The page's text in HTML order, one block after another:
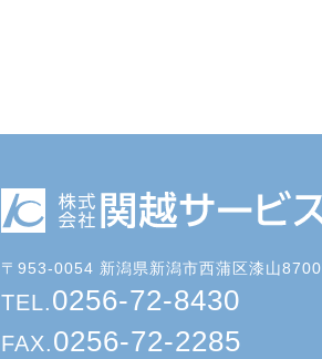
〒953-0054 新潟県新潟市西蒲区漆山8700
TEL.0256-72-8430
FAX.0256-72-2285